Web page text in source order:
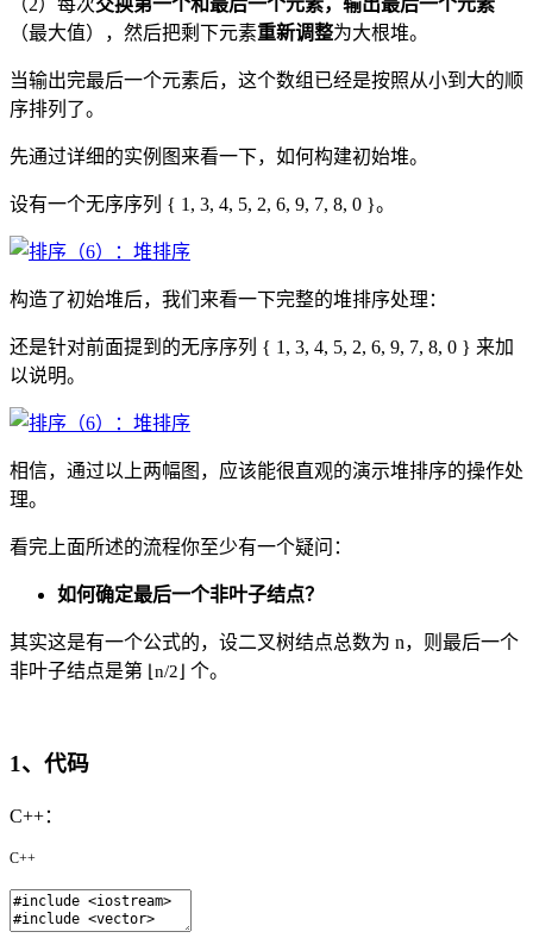
（最大值），然后把剩下元素重新调整为大根堆。
当输出完最后一个元素后，这个数组已经是按照从小到大的顺
序排列了。
先通过详细的实例图来看一下，如何构建初始堆。
设有一个无序序列 { 1, 3, 4, 5, 2, 6, 9, 7, 8, 0 }。
构造了初始堆后，我们来看一下完整的堆排序处理：
还是针对前面提到的无序序列 { 1, 3, 4, 5, 2, 6, 9, 7, 8, 0 } 来加
以说明。
相信，通过以上两幅图，应该能很直观的演示堆排序的操作处
理。
看完上面所述的流程你至少有一个疑问：
如何确定最后一个非叶子结点？
其实这是有一个公式的，设二叉树结点总数为 n，则最后一个
非叶子结点是第 ⌊n/2⌋ 个。
1、代码
C++：
C++